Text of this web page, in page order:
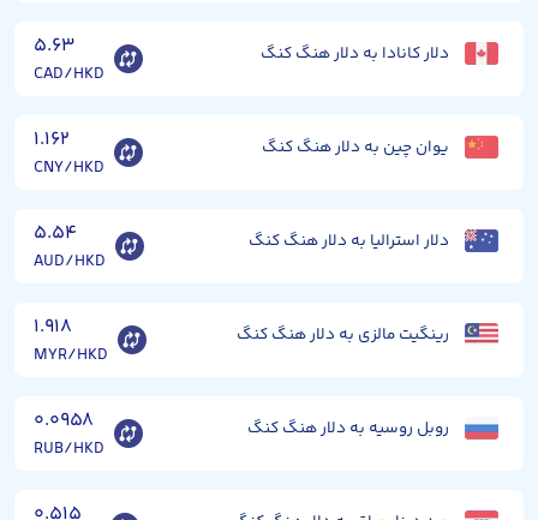
دلار کانادا به دلار هنگ کنگ ۵.۶۳
CAD/HKD
یوان چین به دلار هنگ کنگ ۱.۱۶۲
CNY/HKD
دلار استرالیا به دلار هنگ کنگ ۵.۵۴
AUD/HKD
رینگیت مالزی به دلار هنگ کنگ ۱.۹۱۸
MYR/HKD
روبل روسیه به دلار هنگ کنگ ۰.۰۹۵۸
RUB/HKD